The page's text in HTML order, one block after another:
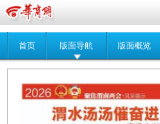
首页 版面导航 版面概览